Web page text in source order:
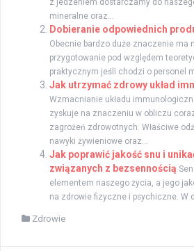
z jedzeniem dostarczamy do
mineralne oraz...
Dobieranie odpowiednich
Obecnie bardzo duże znaczenie ma
przygotowanie pod względem
praktycznym jeśli chodzi o personel
Jak utrzymać zdrowy układ
Wzmacnianie układu
zyskuje na znaczeniu w obliczu
zagrożeń zdrowotnych. Właściwe
nawyki żywieniowe oraz...
Jak poprawić jakość snu i
związanych z bezsennością
elementem naszego życia, a jego
na zdrowie fizyczne i psychiczne. W
Zdrowie